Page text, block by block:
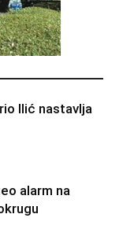
Ilić nastavlja
alarm na